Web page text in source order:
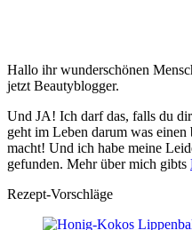
Hallo ihr wunderschönen
jetzt Beautyblogger.
Und JA! Ich darf das, falls du
geht im Leben darum was einen
macht! Und ich habe meine
gefunden. Mehr über mich gibts
Rezept-Vorschläge